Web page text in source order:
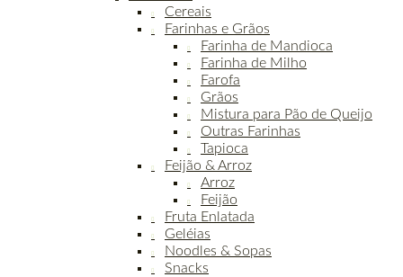
Cereais
Farinhas e Grãos
Farinha de Mandioca
Farinha de Milho
Farofa
Grãos
Mistura para Pão de Queijo
Outras Farinhas
Tapioca
Feijão & Arroz
Arroz
Feijão
Fruta Enlatada
Geléias
Noodles & Sopas
Snacks